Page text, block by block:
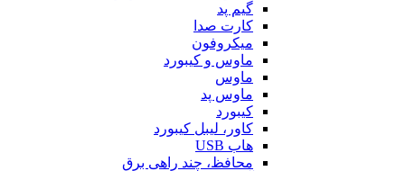
گیم پد
کارت صدا
میکروفون
ماوس و کیبورد
ماوس
ماوس پد
کیبورد
کاور، لیبل کیبورد
هاب USB
محافظ، چند راهی برق